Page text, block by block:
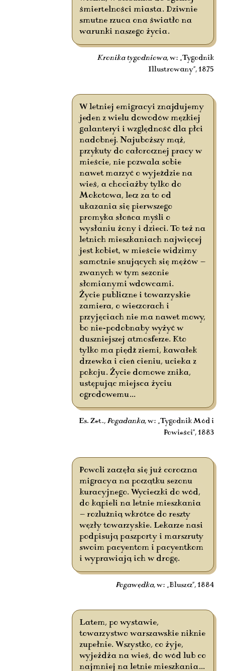
śmiertelności miasta. Dziwnie
smutne rzuca ona światło na
warunki naszego życia.
Kronika tygodniowa, w: „Tygodnik
Illustrowany”, 1875
W letniej emigracyi znajdujemy
jeden z wielu dowodów męzkiej
galanteryi i względność dla płci
nadobnej. Najuboższy mąż,
przykuty do całorocznej pracy w
mieście, nie pozwala sobie
nawet marzyć o wyjeździe na
wieś, a chociażby tylko do
Mokotowa, lecz za to od
ukazania się pierwszego
promyka słońca myśli o
wysłaniu żony i dzieci. To też na
letnich mieszkaniach najwięcej
jest kobiet, w mieście widzimy
samotnie snujących się mężów —
zwanych w tym sezonie
słomianymi wdowcami.
Życie publiczne i towarzyskie
zamiera, o wieczorach i
przyjęciach nie ma nawet mowy,
bo nie-podobnaby wyżyć w
duszniejszej atmosferze. Kto
tylko ma piędź ziemi, kawałek
drzewka i cień cieniu, ucieka z
pokoju. Życie domowe znika,
ustępując miejsca życiu
ogrodowemu...
Es. Zet., Pogadanka, w: „Tygodnik Mód i
Powieści”, 1883
Powoli zaczęła się już coroczna
migracya na początku sezonu
kuracyjnego. Wycieczki do wód,
do kąpieli na letnie mieszkania
— rozluźnią wkrótce do reszty
węzły towarzyskie. Lekarze nasi
podpisują paszporty i marszruty
swoim pacyentom i pacyentkom
i wyprawiają ich w drogę.
Pogawędka, w: „Bluszcz”, 1884
Latem, po wystawie,
towarzystwo warszawskie niknie
zupełnie. Wszystko, co żyje,
wyjeżdża na wieś, do wód lub co
najmniej na letnie mieszkania...